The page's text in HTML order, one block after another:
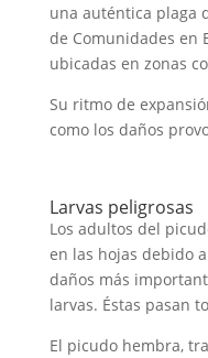
una auténtica plaga
de Comunidades en
ubicadas en zonas
Su ritmo de
como los daños
Larvas peligrosas
Los adultos del
en las hojas debido
daños más
larvas. Éstas pasan
El picudo hembra,